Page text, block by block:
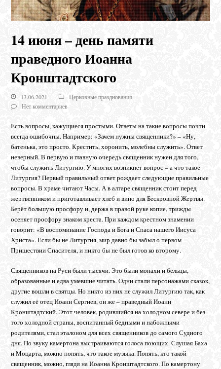
14 июня – день памяти
праведного Иоанна
Кронштадтского
13.06.2021
Церковные празднования
Нет комментариев
Есть вопросы, кажущиеся простыми. Ответы на такие вопросы почти
всегда ошибочны. Например: «Зачем нужны священники?» – «Ну,
батенька, это просто. Крестить, хоронить, молебны служить». Ответ
неверный. В первую и главную очередь священник нужен для того,
чтобы служить Литургию. У многих возникнет вопрос – а что такое
Литургия? Первый правильный ответ рождает следующие правильные
вопросы. В храме читают Часы. А в алтаре священник стоит перед
жертвенником и приготавливает хлеб и вино для Бескровной Жертвы.
Берёт большую просфору и, держа в правой руке копие, трижды
осеняет просфору знаком креста. При каждом крестном знамении
говорит: «В воспоминание Господа и Бога и Спаса нашего Иисуса
Христа». Если бы не Литургия, мир давно бы забыл о первом
Пришествии Спасителя, и никто бы не был готов ко второму.
Священников на Руси были тысячи. Это были монахи и бельцы,
образованные и едва умевшие читать. Одни стали персонажами сказок,
другие вошли в святцы. Но никто из них не служил Литургию так, как
служил её отец Иоанн Сергиев, он же – праведный Иоанн
Кронштадтский. Этот человек, родившийся на холодном севере и без
того холодной страны, воспитанный бедными и набожными
родителями, стал эталоном для всех священников до самого Судного
дня. По звуку камертона выстраиваются голоса поющих. Слушая Баха
и Моцарта, можно понять, что такое музыка. Понять, кто такой
священник, можно, глядя на Иоанна Кронштадтского. По камертону